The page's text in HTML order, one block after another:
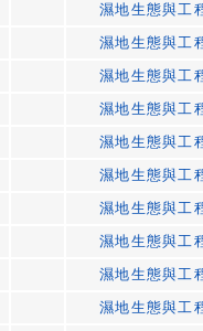
濕地生態與工
濕地生態與工
濕地生態與工
濕地生態與工
濕地生態與工
濕地生態與工
濕地生態與工
濕地生態與工
濕地生態與工
濕地生態與工